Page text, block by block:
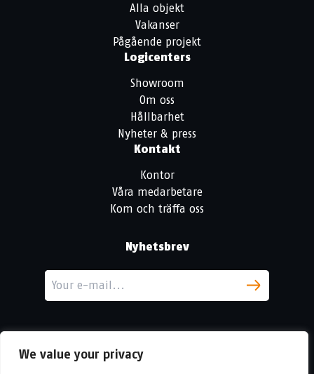
We value your privacy
Alla objekt
Vakanser
Pågående projekt
Logicenters
Showroom
Om oss
Hållbarhet
Nyheter & press
Kontakt
Kontor
Våra medarbetare
Kom och träffa oss
Nyhetsbrev